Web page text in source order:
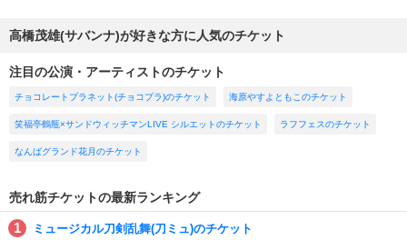
高橋茂雄(サバンナ)が好きな方に人気のチケット
注目の公演・アーティストのチケット
チョコレートプラネット(チョコプラ)のチケット 海原やすよともこのチケット
笑福亭鶴瓶×サンドウィッチマンLIVE シルエットのチケット ラフフェスのチケット
なんばグランド花月のチケット
売れ筋チケットの最新ランキング
ミュージカル刀剣乱舞(刀ミュ)のチケット